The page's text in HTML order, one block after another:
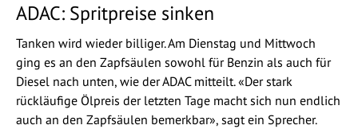
ADAC: Spritpreise sinken
Tanken wird wieder billiger. Am Dienstag und Mittwoch
ging es an den Zapfsäulen sowohl für Benzin als auch für
Diesel nach unten, wie der ADAC mitteilt. «Der stark
rückläufige Ölpreis der letzten Tage macht sich nun endlich
auch an den Zapfsäulen bemerkbar», sagt ein Sprecher.